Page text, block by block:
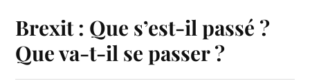
Brexit : Que s’est-il passé ?
Que va-t-il se passer ?